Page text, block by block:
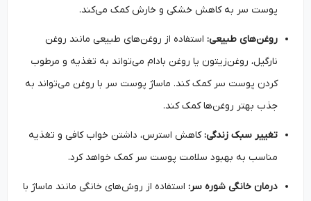
پوست سر به کاهش خشکی و خارش کمک می‌کند.
روغن‌های طبیعی:استفاده از روغن‌های طبیعی مانند روغن
نارگیل، روغن‌زیتون یا روغن بادام می‌تواند به تغذیه و مرطوب
کردن پوست سر کمک کند. ماساژ پوست سر با روغن می‌تواند به
جذب بهتر روغن‌ها کمک کند.
تغییر سبک زندگی:کاهش استرس، داشتن خواب کافی و تغذیه
مناسب به بهبود سلامت پوست سر کمک خواهد کرد.
درمان خانگی شوره سر:استفاده از روش‌های خانگی مانند ماساژ با